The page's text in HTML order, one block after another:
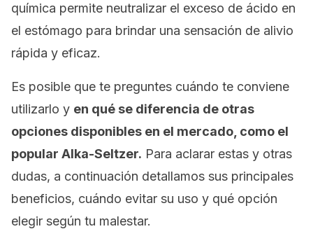
química permite neutralizar el exceso de ácido en
el estómago para brindar una sensación de alivio
rápida y eficaz.
Es posible que te preguntes cuándo te conviene
utilizarlo y en qué se diferencia de otras
opciones disponibles en el mercado, como el
popular Alka-Seltzer. Para aclarar estas y otras
dudas, a continuación detallamos sus principales
beneficios, cuándo evitar su uso y qué opción
elegir según tu malestar.